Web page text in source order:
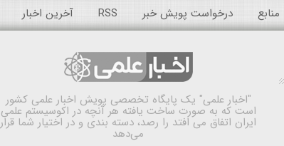
منابع درخواست پویش خبر RSS آخرین اخبار
"اخبار علمی" یک پایگاه تخصصی پویش اخبار علمی کشور
است که به صورت ساخت یافته هر آنچه در اکوسیستم علمی
ایران اتفاق می افتد را رصد، دسته بندی و در اختیار شما قرار
می‌دهد